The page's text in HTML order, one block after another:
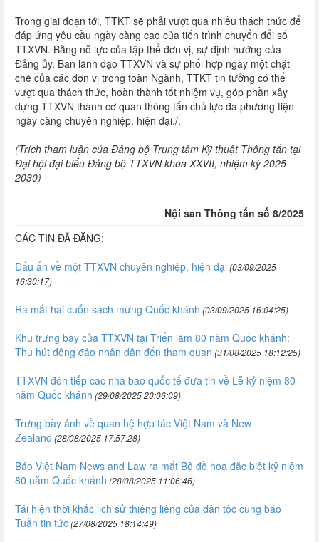
Trong giai đoạn tới, TTKT sẽ phải vượt qua nhiều thách thức để
đáp ứng yêu cầu ngày càng cao của tiến trình chuyển đổi số
TTXVN. Bằng nỗ lực của tập thể đơn vị, sự định hướng của
Đảng ủy, Ban lãnh đạo TTXVN và sự phối hợp ngày một chặt
chẽ của các đơn vị trong toàn Ngành, TTKT tin tưởng có thể
vượt qua thách thức, hoàn thành tốt nhiệm vụ, góp phần xây
dựng TTXVN thành cơ quan thông tấn chủ lực đa phương tiện
ngày càng chuyên nghiệp, hiện đại./.
(Trích tham luận của Đảng bộ Trung tâm Kỹ thuật Thông tấn tại
Đại hội đại biểu Đảng bộ TTXVN khóa XXVII, nhiệm kỳ 2025-
2030)
Nội san Thông tấn số 8/2025
CÁC TIN ĐÃ ĐĂNG:
Dấu ấn về một TTXVN chuyên nghiệp, hiện đại(03/09/2025
16:30:17)
Ra mắt hai cuốn sách mừng Quốc khánh (03/09/2025 16:04:25)
Khu trưng bày của TTXVN tại Triển lãm 80 năm Quốc khánh:
Thu hút đông đảo nhân dân đến tham quan (31/08/2025 18:12:25)
TTXVN đón tiếp các nhà báo quốc tế đưa tin về Lễ kỷ niệm 80
năm Quốc khánh (29/08/2025 20:06:09)
Trưng bày ảnh về quan hệ hợp tác Việt Nam và New
Zealand (28/08/2025 17:57:28)
Báo Việt Nam News and Law ra mắt Bộ đồ hoạ đặc biệt kỷ niệm
80 năm Quốc khánh (28/08/2025 11:06:46)
Tái hiện thời khắc lịch sử thiêng liêng của dân tộc cùng báo
Tuần tin tức(27/08/2025 18:14:49)